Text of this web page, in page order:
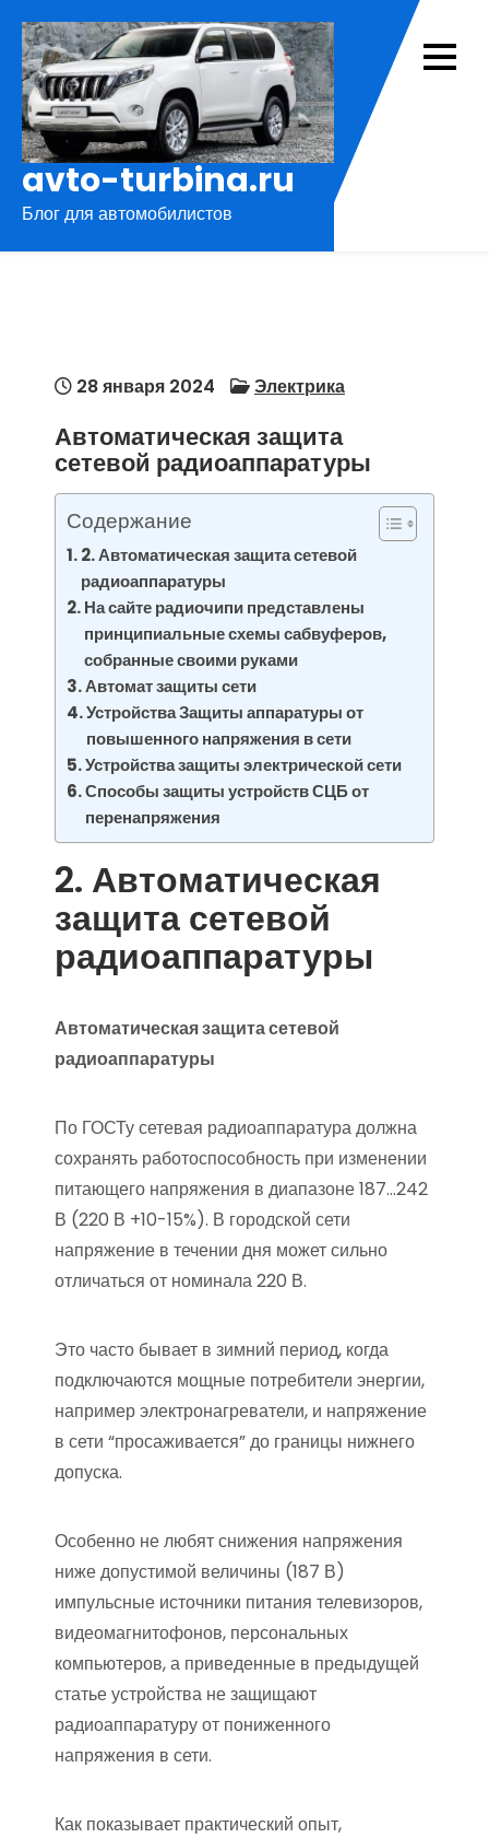
содержимому
avto-turbina.ru
Блог для автомобилистов
28 января 2024 Электрика
Автоматическая защита
сетевой радиоаппаратуры
Содержание
2. Автоматическая защита сетевой
радиоаппаратуры
На сайте радиочипи представлены
принципиальные схемы сабвуферов,
собранные своими руками
Автомат защиты сети
Устройства Защиты аппаратуры от
повышенного напряжения в сети
Устройства защиты электрической сети
Способы защиты устройств СЦБ от
перенапряжения
2. Автоматическая
защита сетевой
радиоаппаратуры
Автоматическая защита сетевой
радиоаппаратуры
По ГОСТу сетевая радиоаппаратура должна
сохранять работоспособность при изменении
питающего напряжения в диапазоне 187…242
В (220 В +10-15%). В городской сети
напряжение в течении дня может сильно
отличаться от номинала 220 В.
Это часто бывает в зимний период, когда
подключаются мощные потребители энергии,
например электронагреватели, и напряжение
в сети “просаживается” до границы нижнего
допуска.
Особенно не любят снижения напряжения
ниже допустимой величины (187 В)
импульсные источники питания телевизоров,
видеомагнитофонов, персональных
компьютеров, а приведенные в предыдущей
статье устройства не защищают
радиоаппаратуру от пониженного
напряжения в сети.
Как показывает практический опыт,